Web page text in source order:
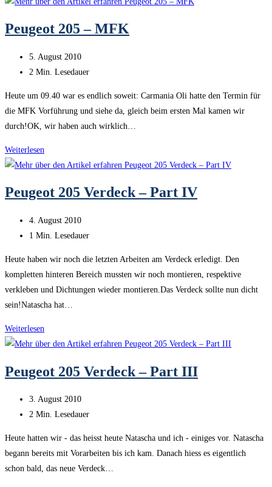
Make
noise
Peugeot 205 – MFK
Beitrag
veröffentlicht:
5. August 2010
Lesedauer:
2 Min. Lesedauer
Heute um 09.40 war es endlich soweit: Carmania Oli hatte den Termin für
die MFK Vorführung und siehe da, gleich beim ersten Mal kamen wir
durch!OK, wir haben auch wirklich…
Weiterlesen
205
MFK
Peugeot 205 Verdeck – Part IV
Beitrag
veröffentlicht:
4. August 2010
Lesedauer:
1 Min. Lesedauer
Heute haben wir noch die letzten Arbeiten am Verdeck erledigt. Den
kompletten hinteren Bereich mussten wir noch montieren, respektive
verkleben und Dichtungen wieder montieren.Das Verdeck sollte nun dicht
sein!Natascha hat…
Weiterlesen
205
–
IV
Peugeot 205 Verdeck – Part III
Beitrag
veröffentlicht:
3. August 2010
Lesedauer:
2 Min. Lesedauer
Heute hatten wir - das heisst heute Natascha und ich - einiges vor. Natascha
begann bereits mit Vorarbeiten bis ich kam. Danach hiess es eigentlich
schon bald, das neue Verdeck…